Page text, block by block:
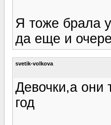
Я тоже брала
да еще и
svetik-volkova
Девочки,а они
год